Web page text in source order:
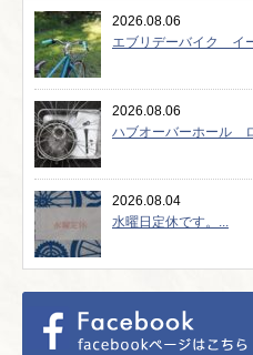
2026.08.06
エブリデーバイク イ
2026.08.06
ハブオーバーホール
2026.08.04
水曜日定休です。...